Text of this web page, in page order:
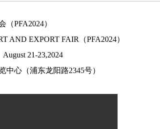
PFA2024）
AND EXPORT FAIR（PFA2024）
21-23,2024
中心（浦东龙阳路2345号）